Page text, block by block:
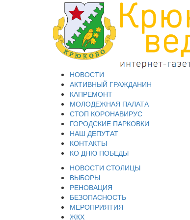
НОВОСТИ
АКТИВНЫЙ ГРАЖДАНИН
КАПРЕМОНТ
МОЛОДЕЖНАЯ ПАЛАТА
СТОП КОРОНАВИРУС
ГОРОДСКИЕ ПАРКОВКИ
НАШ ДЕПУТАТ
КОНТАКТЫ
КО ДНЮ ПОБЕДЫ
НОВОСТИ СТОЛИЦЫ
ВЫБОРЫ
РЕНОВАЦИЯ
БЕЗОПАСНОСТЬ
МЕРОПРИЯТИЯ
ЖКХ